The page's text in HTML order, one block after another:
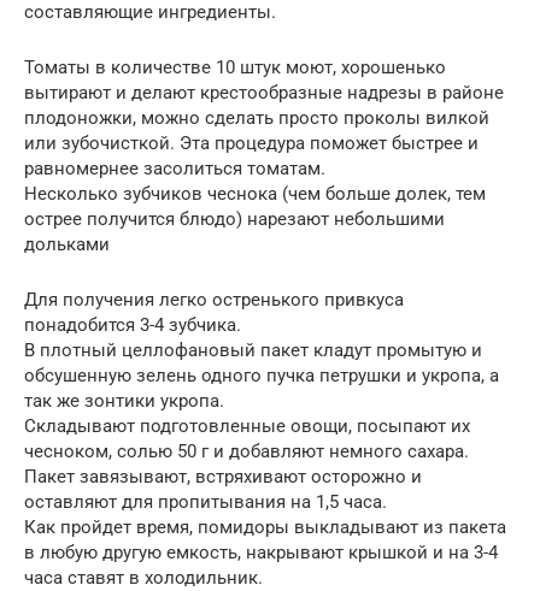
составляющие ингредиенты.
Томаты в количестве 10 штук моют, хорошенько
вытирают и делают крестообразные надрезы в районе
плодоножки, можно сделать просто проколы вилкой
или зубочисткой. Эта процедура поможет быстрее и
равномернее засолиться томатам.
Несколько зубчиков чеснока (чем больше долек, тем
острее получится блюдо) нарезают небольшими
дольками
Для получения легко остренького привкуса
понадобится 3-4 зубчика.
В плотный целлофановый пакет кладут промытую и
обсушенную зелень одного пучка петрушки и укропа, а
так же зонтики укропа.
Складывают подготовленные овощи, посыпают их
чесноком, солью 50 г и добавляют немного сахара.
Пакет завязывают, встряхивают осторожно и
оставляют для пропитывания на 1,5 часа.
Как пройдет время, помидоры выкладывают из пакета
в любую другую емкость, накрывают крышкой и на 3-4
часа ставят в холодильник.